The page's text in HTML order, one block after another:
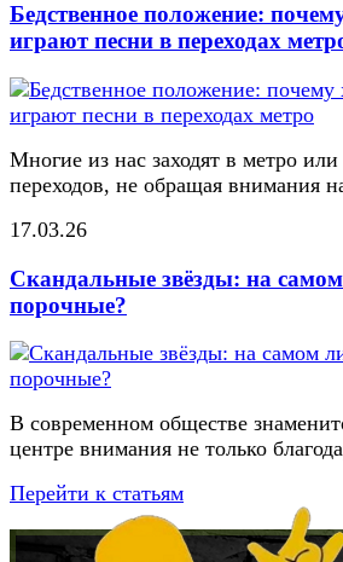
Бедственное положение:
играют песни в переходах
Многие из нас заходят в метро
переходов, не обращая внимания
17.03.26
Скандальные звёзды: на
порочные?
В современном обществе
центре внимания не только
Перейти к статьям